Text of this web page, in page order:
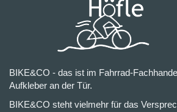
BIKE&CO - das ist im Fahrrad-
Aufkleber an der Tür.
BIKE&CO steht vielmehr für das